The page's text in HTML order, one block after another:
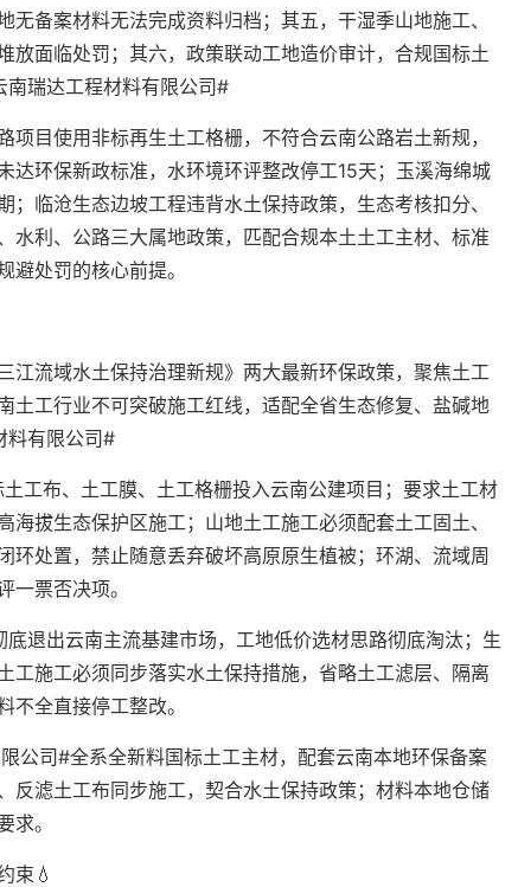
备案材料无法完成资料归档；其五，干湿季山地施工、
面临处罚；其六，政策联动工地造价审计，合规国标土
瑞达工程材料有限公司#
目使用非标再生土工格栅，不符合云南公路岩土新规，
环保新政标准，水环境环评整改停工15天；玉溪海绵城
临沧生态边坡工程违背水土保持政策，生态考核扣分、
利、公路三大属地政策，匹配合规本土土工主材、标准
处罚的核心前提。
江流域水土保持治理新规》两大最新环保政策，聚焦土工
土工行业不可突破施工红线，适配全省生态修复、盐碱地
料有限公司#
工布、土工膜、土工格栅投入云南公建项目；要求土工材
拔生态保护区施工；山地土工施工必须配套土工固土、
处置，禁止随意丢弃破坏高原原生植被；环湖、流域周
票否决项。
退出云南主流基建市场，工地低价选材思路彻底淘汰；生
工施工必须同步落实水土保持措施，省略土工滤层、隔离
全直接停工整改。
公司#全系全新料国标土工主材，配套云南本地环保备案
反滤土工布同步施工，契合水土保持政策；材料本地仓储
求。
束💧